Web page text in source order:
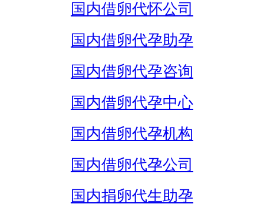
国内借卵代怀公司
国内借卵代孕助孕
国内借卵代孕咨询
国内借卵代孕中心
国内借卵代孕机构
国内借卵代孕公司
国内捐卵代生助孕